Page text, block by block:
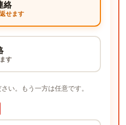
絡
せます
す
い。もう一方は任意です。